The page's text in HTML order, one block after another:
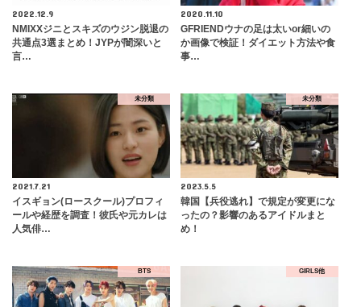
2022.12.9
NMIXXジニとスキズのウジン脱退の
共通点3選まとめ！JYPが闇深いと
言…
2020.11.10
GFRIENDウナの足は太いor細いの
か画像で検証！ダイエット方法や食
事…
未分類
2021.7.21
イスギョン(ロースクール)プロフィ
ールや経歴を調査！彼氏や元カレは
人気俳…
未分類
2023.5.5
韓国【兵役逃れ】で規定が変更にな
ったの？影響のあるアイドルまと
め！
BTS GIRLS他